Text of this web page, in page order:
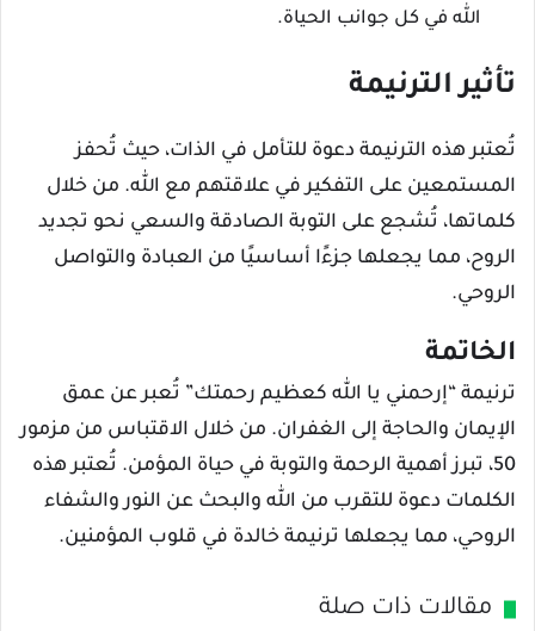
الله في كل جوانب الحياة.
تأثير الترنيمة
تُعتبر هذه الترنيمة دعوة للتأمل في الذات، حيث تُحفز
المستمعين على التفكير في علاقتهم مع الله. من خلال
كلماتها، تُشجع على التوبة الصادقة والسعي نحو تجديد
الروح، مما يجعلها جزءًا أساسيًا من العبادة والتواصل
الروحي.
الخاتمة
ترنيمة “إرحمني يا الله كعظيم رحمتك” تُعبر عن عمق
الإيمان والحاجة إلى الغفران. من خلال الاقتباس من مزمور
50، تبرز أهمية الرحمة والتوبة في حياة المؤمن. تُعتبر هذه
الكلمات دعوة للتقرب من الله والبحث عن النور والشفاء
الروحي، مما يجعلها ترنيمة خالدة في قلوب المؤمنين.
مقالات ذات صلة